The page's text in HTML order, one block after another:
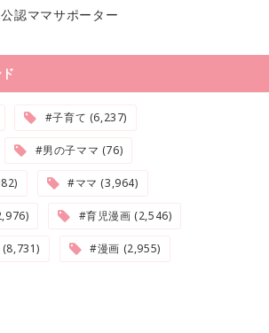
認ママサポーター
#子育て (6,237)
#男の子ママ (76)
#ママ (3,964)
#育児漫画 (2,546)
#漫画 (2,955)